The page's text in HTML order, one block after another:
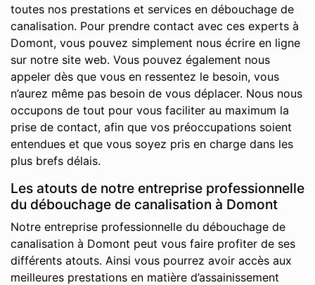
toutes nos prestations et services en débouchage de
canalisation. Pour prendre contact avec ces experts à
Domont, vous pouvez simplement nous écrire en ligne
sur notre site web. Vous pouvez également nous
appeler dès que vous en ressentez le besoin, vous
n’aurez même pas besoin de vous déplacer. Nous nous
occupons de tout pour vous faciliter au maximum la
prise de contact, afin que vos préoccupations soient
entendues et que vous soyez pris en charge dans les
plus brefs délais.
Les atouts de notre entreprise professionnelle
du débouchage de canalisation à Domont
Notre entreprise professionnelle du débouchage de
canalisation à Domont peut vous faire profiter de ses
différents atouts. Ainsi vous pourrez avoir accès aux
meilleures prestations en matière d’assainissement